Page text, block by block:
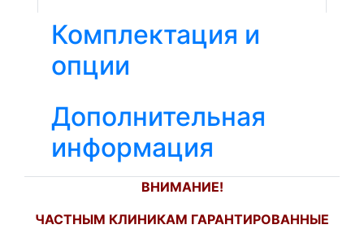
Комплектация и
опции
Дополнительная
информация
ВНИМАНИЕ!
ЧАСТНЫМ КЛИНИКАМ ГАРАНТИРОВАННЫЕ